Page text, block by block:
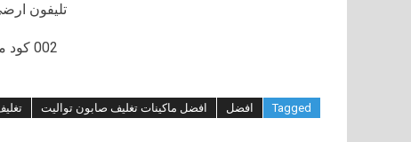
تليفون ارضي
002 كود مصر قبل الرقم
Tagged افضل افضل ماكينات تغليف صابون تواليت